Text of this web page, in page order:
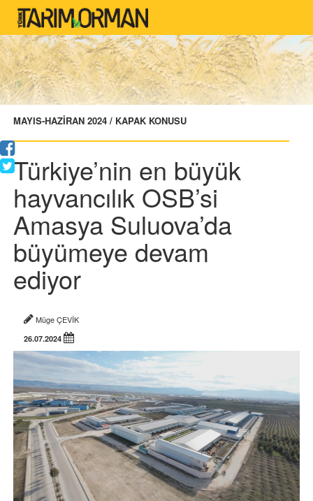
MAYIS-HAZİRAN 2024 / KAPAK KONUSU
Türkiye’nin en büyük
hayvancılık OSB’si
Amasya Suluova’da
büyümeye devam
ediyor
Müge ÇEVİK
26.07.2024